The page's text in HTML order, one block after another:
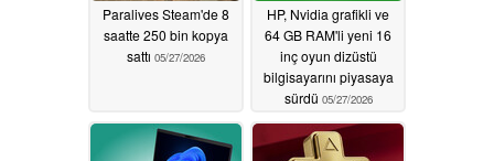
Paralives Steam'de 8
saatte 250 bin kopya
sattı 05/27/2026
HP, Nvidia grafikli ve
64 GB RAM'li yeni 16
inç oyun dizüstü
bilgisayarını piyasaya
sürdü 05/27/2026